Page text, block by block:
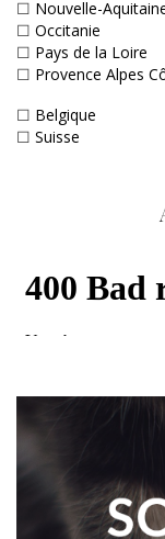
☐ Nouvelle-
☐ Occitanie
☐ Pays de la Loire
☐ Provence Alpes
☐ Belgique
☐ Suisse